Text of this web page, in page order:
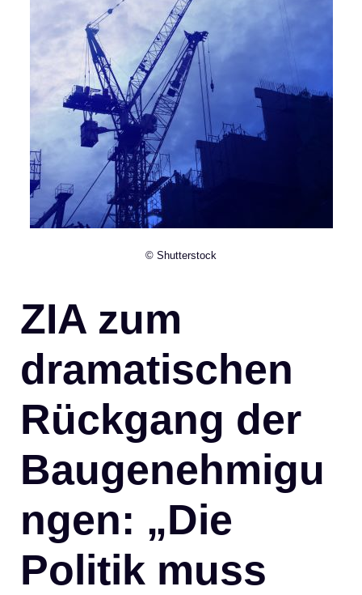
© Shutterstock
ZIA zum
dramatischen
Rückgang der
Baugenehmigu
ngen: „Die
Politik muss